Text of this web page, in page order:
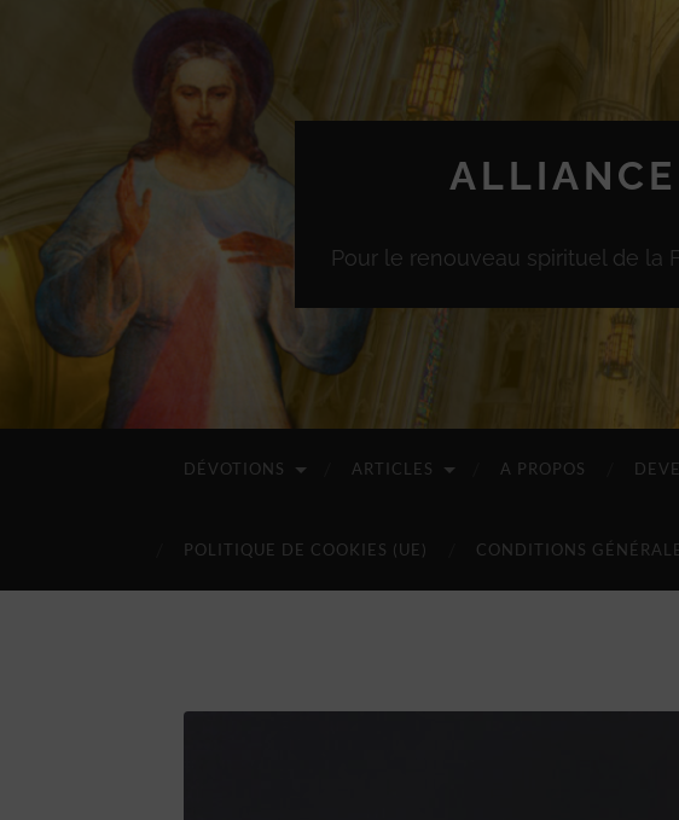
Pour le renouveau spirituel de la
DÉVOTIONS ARTICLES A PROPOS
POLITIQUE DE COOKIES (UE) CONDITIONS